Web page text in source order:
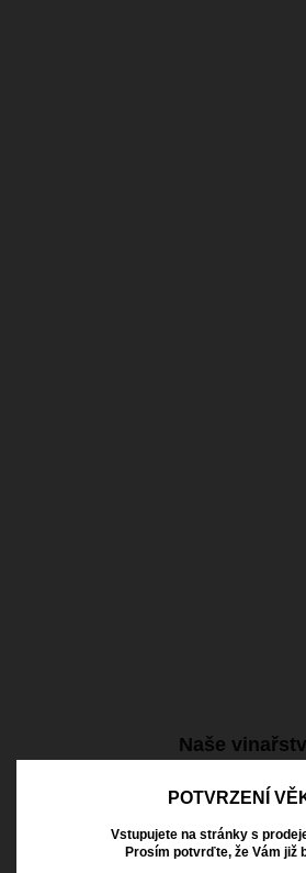
Naše
POTVRZENÍ
Vstupujete na stránky s
Prosím potvrďte, že Vám již